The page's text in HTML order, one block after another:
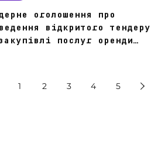
оголошення про
відкритого тендеру
послуг оренди
Дніпропетровської
1 2 3 4 5